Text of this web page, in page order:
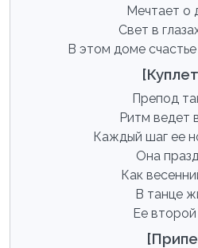
Мечтает о
Свет в
В этом доме
Препод
Ритм ведет
Каждый шаг ее
Она
Как
В танце
Ее